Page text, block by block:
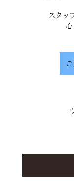
スタッ
心